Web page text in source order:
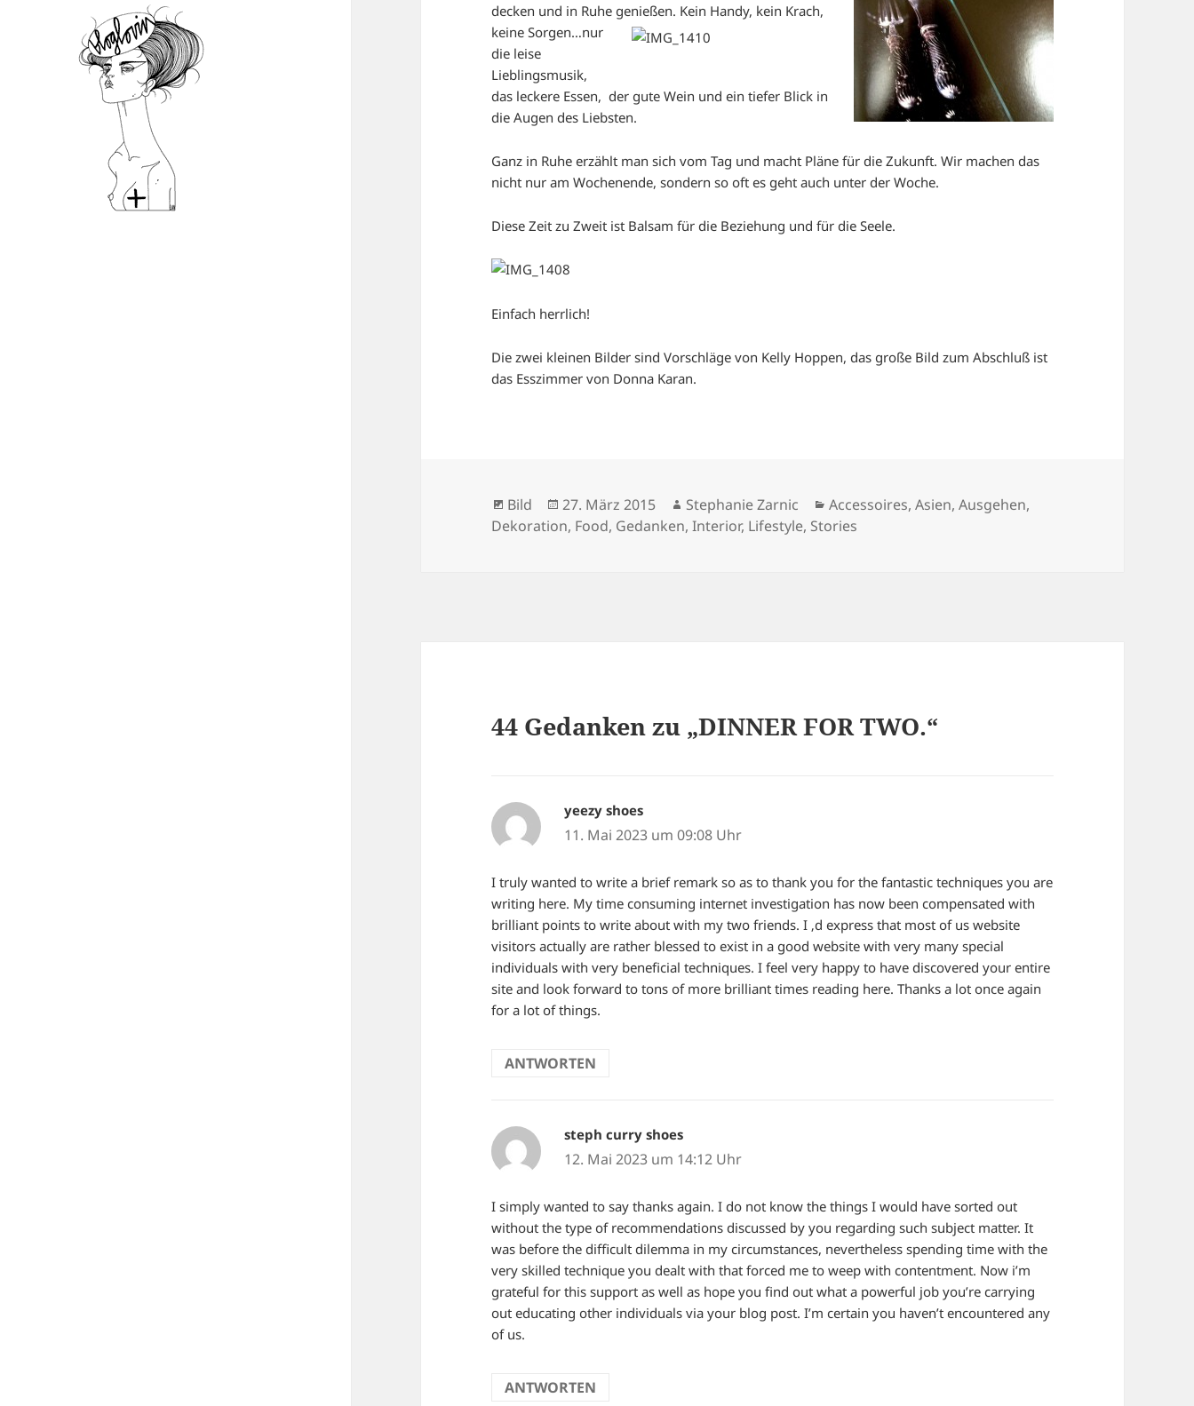
decken und in Ruhe genießen. Kein Handy, kein Krach,
keine Sorgen…nur
die leise
Lieblingsmusik,
das leckere Essen, der gute Wein und ein tiefer Blick in
die Augen des Liebsten.
Ganz in Ruhe erzählt man sich vom Tag und macht Pläne für die Zukunft. Wir machen das
nicht nur am Wochenende, sondern so oft es geht auch unter der Woche.
Diese Zeit zu Zweit ist Balsam für die Beziehung und für die Seele.
Einfach herrlich!
Die zwei kleinen Bilder sind Vorschläge von Kelly Hoppen, das große Bild zum Abschluß ist
das Esszimmer von Donna Karan.
Format
Bild
Veröffentlicht
am
27. März 2015 Autor
Stephanie Zarnic Kategorien
Accessoires,Asien,Ausgehen,
Dekoration, Food, Gedanken,Interior, Lifestyle, Stories
44 Gedanken zu „DINNER FOR TWO.“
yeezy shoessagt:
11. Mai 2023 um 09:08 Uhr
I truly wanted to write a brief remark so as to thank you for the fantastic techniques you are
writing here. My time consuming internet investigation has now been compensated with
brilliant points to write about with my two friends. I ‚d express that most of us website
visitors actually are rather blessed to exist in a good website with very many special
individuals with very beneficial techniques. I feel very happy to have discovered your entire
site and look forward to tons of more brilliant times reading here. Thanks a lot once again
for a lot of things.
ANTWORTEN
steph curry shoessagt:
12. Mai 2023 um 14:12 Uhr
I simply wanted to say thanks again. I do not know the things I would have sorted out
without the type of recommendations discussed by you regarding such subject matter. It
was before the difficult dilemma in my circumstances, nevertheless spending time with the
very skilled technique you dealt with that forced me to weep with contentment. Now i’m
grateful for this support as well as hope you find out what a powerful job you’re carrying
out educating other individuals via your blog post. I’m certain you haven’t encountered any
of us.
ANTWORTEN